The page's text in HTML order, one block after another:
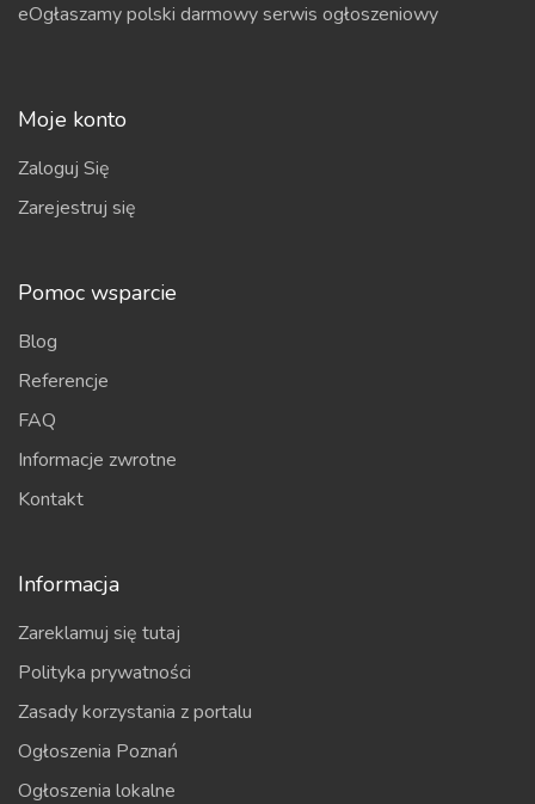
eOgłaszamy polski darmowy serwis ogłoszeniowy
Moje konto
Zaloguj Się
Zarejestruj się
Pomoc wsparcie
Blog
Referencje
FAQ
Informacje zwrotne
Kontakt
Informacja
Zareklamuj się tutaj
Polityka prywatności
Zasady korzystania z portalu
Ogłoszenia Poznań
Ogłoszenia lokalne